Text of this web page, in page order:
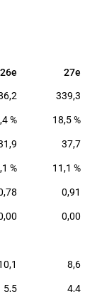
26e 27e
26e 27e
339,3
% 18,5 %
37,7
% 11,1 %
0,91
0,00
8,6
5,5 4,4